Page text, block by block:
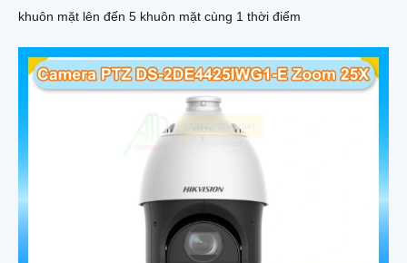
khuôn mặt lên đến 5 khuôn mặt cùng 1 thời điểm